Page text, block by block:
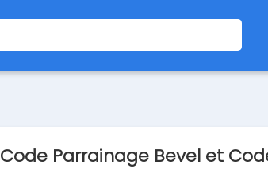
Code Parrainage Bevel et